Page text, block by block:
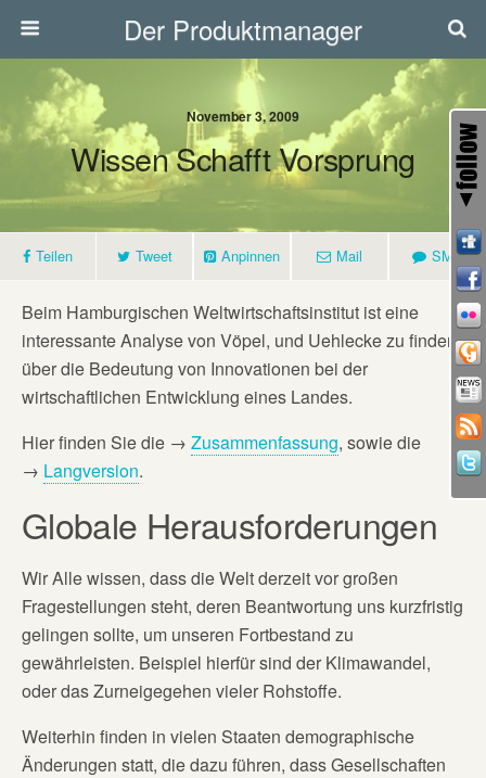
Der Produktmanager
November 3, 2009
Wissen Schafft Vorsprung
Teilen Tweet Anpinnen Mail SMS
Beim Hamburgischen Weltwirtschaftsinstitut ist eine
interessante Analyse von Vöpel, und Uehlecke zu finden
über die Bedeutung von Innovationen bei der
wirtschaftlichen Entwicklung eines Landes.
Hier finden Sie die → Zusammenfassung, sowie die
→ Langversion.
Globale Herausforderungen
Wir Alle wissen, dass die Welt derzeit vor großen
Fragestellungen steht, deren Beantwortung uns kurzfristig
gelingen sollte, um unseren Fortbestand zu
gewährleisten. Beispiel hierfür sind der Klimawandel,
oder das Zurneigegehen vieler Rohstoffe.
Weiterhin finden in vielen Staaten demographische
Änderungen statt, die dazu führen, dass Gesellschaften